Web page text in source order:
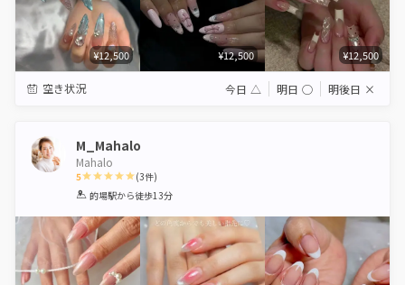
¥12,500 ¥12,500 ¥12,500
空き状況 今日 △ 明日 ◯ 明後日 ×
M_Mahalo
Mahalo
5
1 2 3 4 5
(3件)
的場駅から徒歩13分